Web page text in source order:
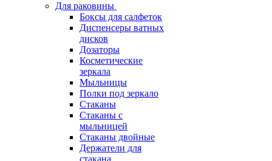
Для раковины
Боксы для салфеток
Диспенсеры ватных
дисков
Дозаторы
Косметические
зеркала
Мыльницы
Полки под зеркало
Стаканы
Стаканы с
мыльницей
Стаканы двойные
Держатели для
стакана